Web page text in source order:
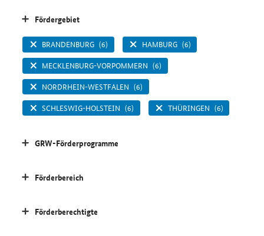
Fördergebiet
BRANDENBURG (6) HAMBURG (6)
MECKLENBURG-VORPOMMERN (6)
NORDRHEIN-WESTFALEN (6)
SCHLESWIG-HOLSTEIN (6) THÜRINGEN (6)
GRW-Förderprogramme
Förderbereich
Förderberechtigte